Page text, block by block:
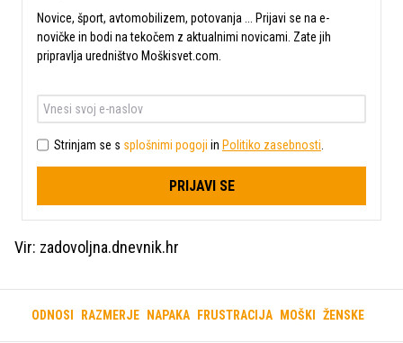
Novice, šport, avtomobilizem, potovanja ... Prijavi se na e-
novičke in bodi na tekočem z aktualnimi novicami. Zate jih
pripravlja uredništvo Moškisvet.com.
Strinjam se s splošnimi pogoji in Politiko zasebnosti
PRIJAVI SE
Vir: zadovoljna.dnevnik.hr
ODNOSI RAZMERJE NAPAKA FRUSTRACIJA MOŠKI ŽENSKE